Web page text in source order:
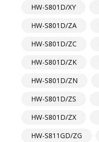
HW-S801D/XY
HW-S801D/ZA
HW-S801D/ZC
HW-S801D/ZK
HW-S801D/ZN
HW-S801D/ZS
HW-S801D/ZX
HW-S811GD/ZG